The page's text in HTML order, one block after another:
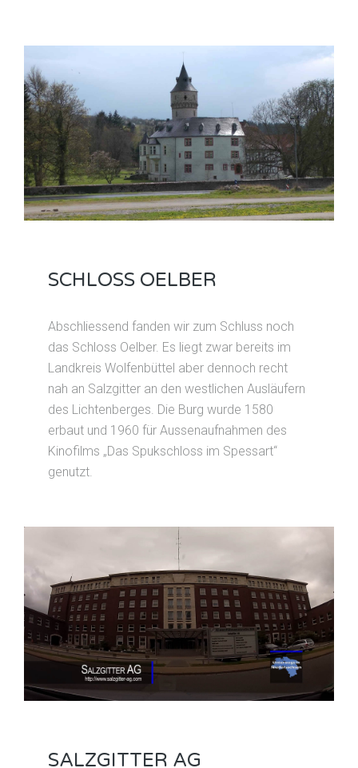
SCHLOSS OELBER
Abschliessend fanden wir zum Schluss noch
das Schloss Oelber. Es liegt zwar bereits im
Landkreis Wolfenbüttel aber dennoch recht
nah an Salzgitter an den westlichen Ausläufern
des Lichtenberges. Die Burg wurde 1580
erbaut und 1960 für Aussenaufnahmen des
Kinofilms „Das Spukschloss im Spessart“
genutzt.
SALZGITTER AG